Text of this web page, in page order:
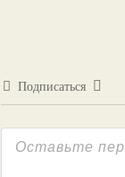
Подписаться